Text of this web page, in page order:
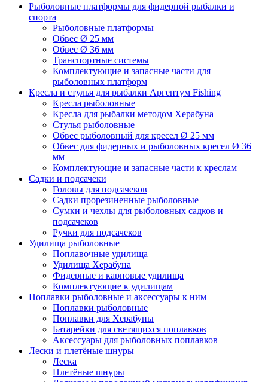
Рыболовные платформы для фидерной рыбалки и
спорта
Рыболовные платформы
Обвес Ø 25 мм
Обвес Ø 36 мм
Транспортные системы
Комплектующие и запасные части для
рыболовных платформ
Кресла и стулья для рыбалки Аргентум Fishing
Кресла рыболовные
Кресла для рыбалки методом Херабуна
Стулья рыболовные
Обвес рыболовный для кресел Ø 25 мм
Обвес для фидерных и рыболовных кресел Ø 36
мм
Комплектующие и запасные части к креслам
Садки и подсачеки
Головы для подсачеков
Садки прорезиненные рыболовные
Сумки и чехлы для рыболовных садков и
подсачеков
Ручки для подсачеков
Удилища рыболовные
Поплавочные удилища
Удилища Херабуна
Фидерные и карповые удилища
Комплектующие к удилищам
Поплавки рыболовные и аксессуары к ним
Поплавки рыболовные
Поплавки для Херабуны
Батарейки для светящихся поплавков
Аксессуары для рыболовных поплавков
Лески и плетёные шнуры
Леска
Плетёные шнуры